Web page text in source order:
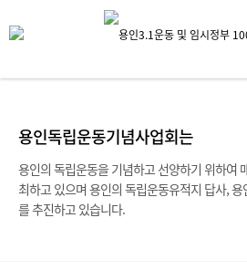
용인독립운동기념사업회는
용인의 독립운동을 기념하고 선양하기 위하여
최하고 있으며 용인의 독립운동유적지 답사,
를 추진하고 있습니다.